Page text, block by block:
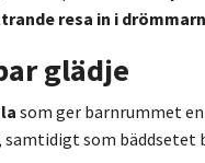
resa in i
glädje
som ger barnrummet en
samtidigt som